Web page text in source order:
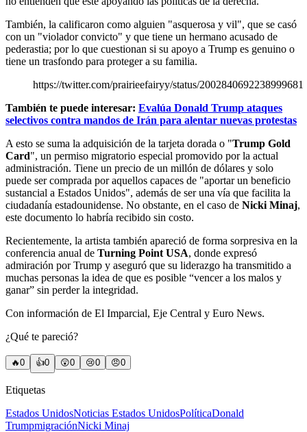
También, la calificaron como alguien "asquerosa y vil", que se casó
con un "violador convicto" y que tiene un hermano acusado de
pederastia; por lo que cuestionan si su apoyo a Trump es genuino o
tiene un trasfondo para proteger a su familia.
https://twitter.com/prairieefairyy/status/2002840692238999681
También te puede interesar: Evalúa Donald Trump ataques
selectivos contra mandos de Irán para alentar nuevas protestas
A esto se suma la adquisición de la tarjeta dorada o "Trump Gold
Card", un permiso migratorio especial promovido por la actual
administración. Tiene un precio de un millón de dólares y solo
puede ser comprada por aquellos capaces de "aportar un beneficio
sustancial a Estados Unidos", además de ser una vía que facilita la
ciudadanía estadounidense. No obstante, en el caso de Nicki Minaj,
este documento lo habría recibido sin costo.
Recientemente, la artista también apareció de forma sorpresiva en la
conferencia anual de Turning Point USA, donde expresó
admiración por Trump y aseguró que su liderazgo ha transmitido a
muchas personas la idea de que es posible “vencer a los malos y
ganar” sin perder la integridad.
Con información de El Imparcial, Eje Central y Euro News.
¿Qué te pareció?
🔥0 👍0 😲0 😢0 😠0
Etiquetas
Estados UnidosNoticias Estados UnidosPolíticaDonald
TrumpmigraciónNicki Minaj